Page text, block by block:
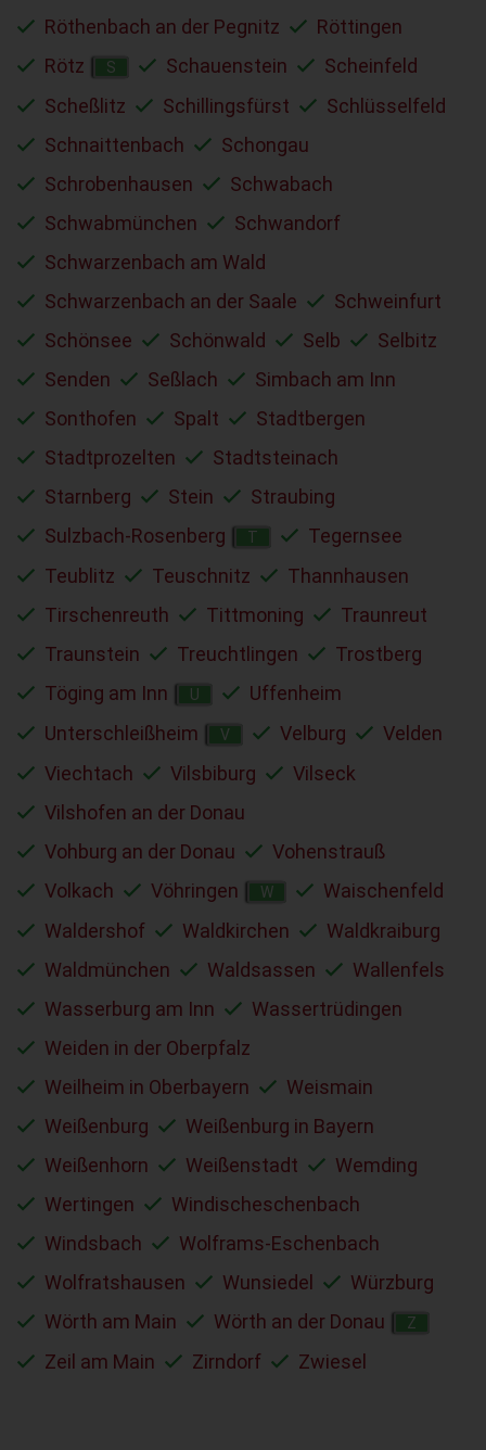
Röthenbach an der Pegnitz
Röttingen
Rötz
S Schauenstein
Scheinfeld
Scheßlitz
Schillingsfürst
Schlüsselfeld
Schnaittenbach
Schongau
Schrobenhausen
Schwabach
Schwabmünchen
Schwandorf
Schwarzenbach am Wald
Schwarzenbach an der Saale
Schweinfurt
Schönsee
Schönwald Selb
Selbitz
Senden
Seßlach
Simbach am Inn
Sonthofen
Spalt
Stadtbergen
Stadtprozelten
Stadtsteinach
Starnberg
Stein
Straubing
Sulzbach-Rosenberg
T
Tegernsee
Teublitz
Teuschnitz
Thannhausen
Tirschenreuth
Tittmoning
Traunreut
Traunstein
Treuchtlingen
Trostberg
Töging am Inn
U
Uffenheim
Unterschleißheim
V Velburg
Velden
Viechtach
Vilsbiburg
Vilseck
Vilshofen an der Donau
Vohburg an der Donau
Vohenstrauß
Volkach
Vöhringen W
Waischenfeld
Waldershof
Waldkirchen
Waldkraiburg
Waldmünchen
Waldsassen
Wallenfels
Wasserburg am Inn
Wassertrüdingen
Weiden in der Oberpfalz
Weilheim in Oberbayern
Weismain
Weißenburg
Weißenburg in Bayern
Weißenhorn
Weißenstadt
Wemding
Wertingen
Windischeschenbach
Windsbach
Wolframs-Eschenbach
Wolfratshausen
Wunsiedel
Würzburg
Wörth am Main
Wörth an der Donau Z
Zeil am Main Zirndorf Zwiesel